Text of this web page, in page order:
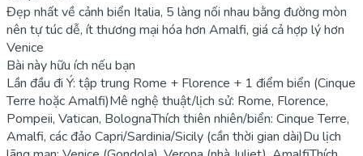
Đẹp nhất về cảnh biển Italia, 5 làng nối nhau bằng đường mòn
nên tự túc dễ, ít thương mại hóa hơn Amalfi, giá cả hợp lý hơn
Venice
Bài này hữu ích nếu bạn
Lần đầu đi Ý: tập trung Rome + Florence + 1 điểm biển (Cinque
Terre hoặc Amalfi)Mê nghệ thuật/lịch sử: Rome, Florence,
Pompeii, Vatican, BolognaThích thiên nhiên/biển: Cinque Terre,
Amalfi, các đảo Capri/Sardinia/Sicily (cần thời gian dài)Du lịch